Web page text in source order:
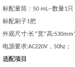
标配量筒： 50 mL--数量1只
标配刷子1把
外观尺寸:长*宽*高
电源要求:AC220V ， 50hz ；
选配项目